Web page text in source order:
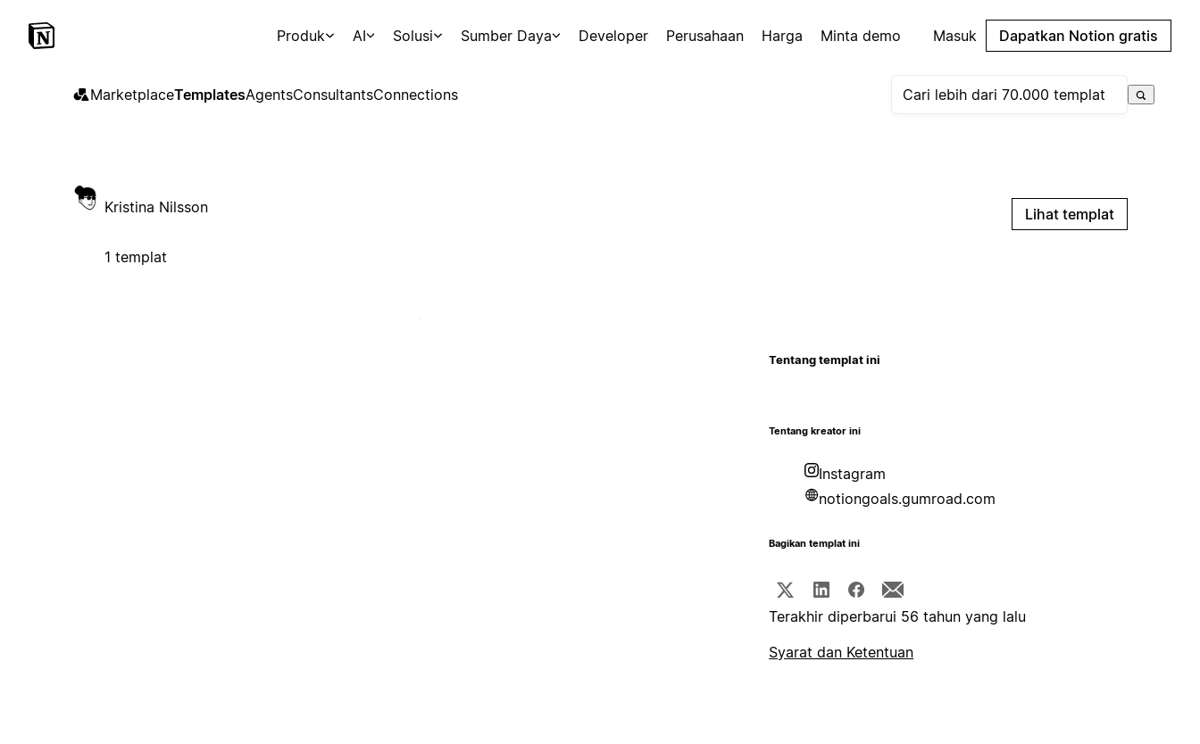
Produk AI Solusi Sumber Daya Developer Perusahaan Harga Minta demo Masuk Dapatkan Notion gratis
MarketplaceTemplatesAgentsConsultantsConnections
Kristina Nilsson
1 templat
Lihat templat
Tentang templat ini
Tentang kreator ini
Instagram
notiongoals.gumroad.com
Bagikan templat ini
Terakhir diperbarui 56 tahun yang lalu
Syarat dan Ketentuan